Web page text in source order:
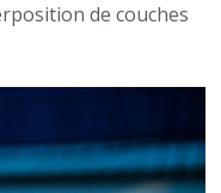
de couches